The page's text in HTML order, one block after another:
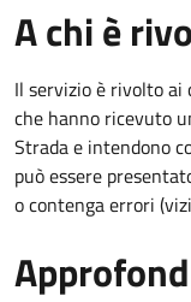
A chi è
Il servizio è rivolto
che hanno ricevuto
Strada e intendono
può essere
o contenga errori